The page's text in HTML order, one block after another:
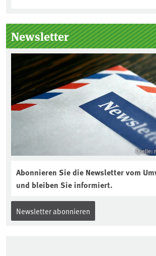
Newsletter
Quelle:
Abonnieren Sie die Newsletter vom
und bleiben Sie informiert.
Newsletter abonnieren